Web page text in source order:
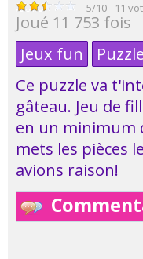
5/10- 11
Joué 11 753 fois
Jeux fun
Puzzle
Ce puzzle va
gâteau. Jeu de
en un minimum
mets les pièces
avions raison!